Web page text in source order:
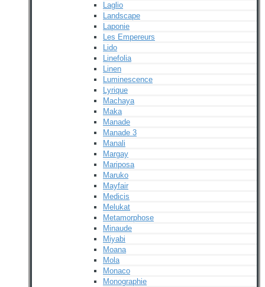
Laglio
Landscape
Laponie
Les Empereurs
Lido
Linefolia
Linen
Luminescence
Lyrique
Machaya
Maka
Manade
Manade 3
Manali
Margay
Mariposa
Maruko
Mayfair
Medicis
Melukat
Metamorphose
Minaude
Miyabi
Moana
Mola
Monaco
Monographie